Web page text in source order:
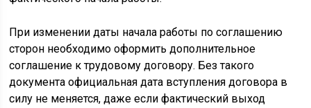
При изменении даты начала работы по соглашению
сторон необходимо оформить дополнительное
соглашение к трудовому договору. Без такого
документа официальная дата вступления договора в
силу не меняется, даже если фактический выход